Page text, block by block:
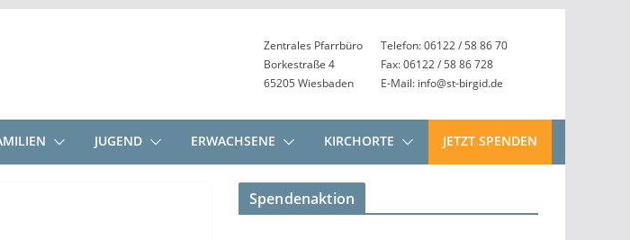
Zentrales Pfarrbüro
Borkestraße 4
65205 Wiesbaden
Telefon: 06122 / 58 86 70
Fax: 06122 / 58 86 728
E-Mail: info@st-birgid.de
JUGEND ERWACHSENE KIRCHORTE JETZT SPENDEN
Spendenaktion